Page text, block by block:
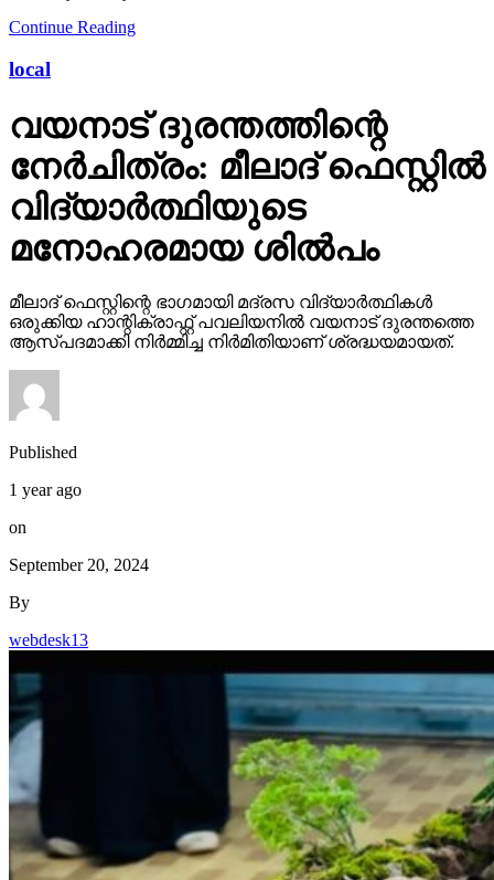
Continue Reading
local
വയനാട് ദുരന്തത്തിന്റെ
നേർചിത്രം: മീലാദ് ഫെസ്റ്റിൽ
വിദ്യാർത്ഥിയുടെ
മനോഹരമായ ശിൽപം
മീലാദ് ഫെസ്റ്റിന്റെ ഭാഗമായി മദ്രസ വിദ്യാർത്ഥികൾ
ഒരുക്കിയ ഹാന്റിക്രാഫ്റ്റ് പവലിയനിൽ വയനാട് ദുരന്തത്തെ
ആസ്പദമാക്കി നിർമ്മിച്ച നിർമിതിയാണ് ശ്രദ്ധയമായത്.
Published
1 year ago
on
September 20, 2024
By
webdesk13